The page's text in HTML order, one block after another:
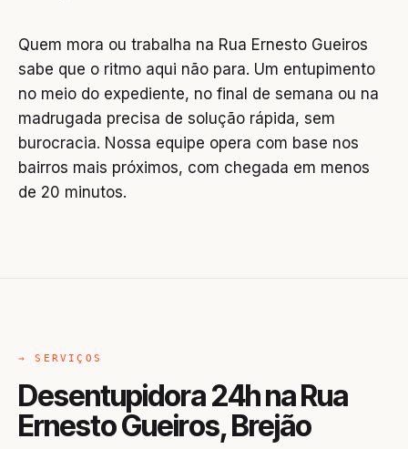
Quem mora ou trabalha na Rua Ernesto Gueiros
sabe que o ritmo aqui não para. Um entupimento
no meio do expediente, no final de semana ou na
madrugada precisa de solução rápida, sem
burocracia. Nossa equipe opera com base nos
bairros mais próximos, com chegada em menos
de 20 minutos.
→ SERVIÇOS
Desentupidora 24h na Rua
Ernesto Gueiros, Brejão